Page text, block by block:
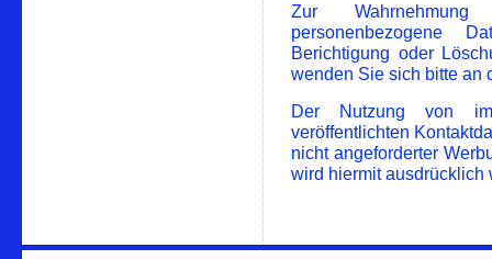
Zur
personenbezogene
Berichtigung oder
wenden Sie sich bitte an
Der Nutzung von im
veröffentlichten
nicht angeforderter
wird hiermit ausdrücklich